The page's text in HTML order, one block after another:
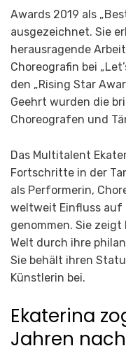
Awards 2019 als
ausgezeichnet. Sie
herausragende
Choreografin bei
den „Rising Star
Geehrt wurden die
Choreografen und
Das Multitalent
Fortschritte in der
als Performerin,
weltweit Einfluss auf
genommen. Sie
Welt durch ihre
Sie behält ihren
Künstlerin bei.
Ekaterina
Jahren